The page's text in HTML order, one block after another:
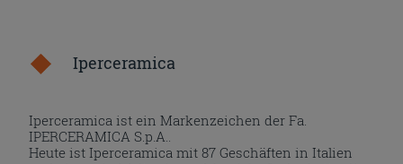
Iperceramica
Iperceramica ist ein Markenzeichen der Fa.
IPERCERAMICA S.p.A..
Heute ist Iperceramica mit 87 Geschäften in Italien